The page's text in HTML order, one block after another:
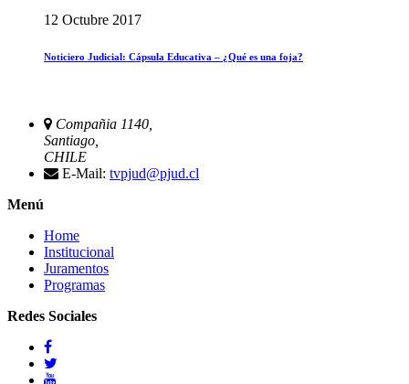
12 Octubre 2017
Noticiero Judicial: Cápsula Educativa – ¿Qué es una foja?
Compañia 1140,
Santiago,
CHILE
E-Mail: tvpjud@pjud.cl
Menú
Home
Institucional
Juramentos
Programas
Redes Sociales